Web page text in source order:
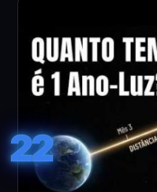
22